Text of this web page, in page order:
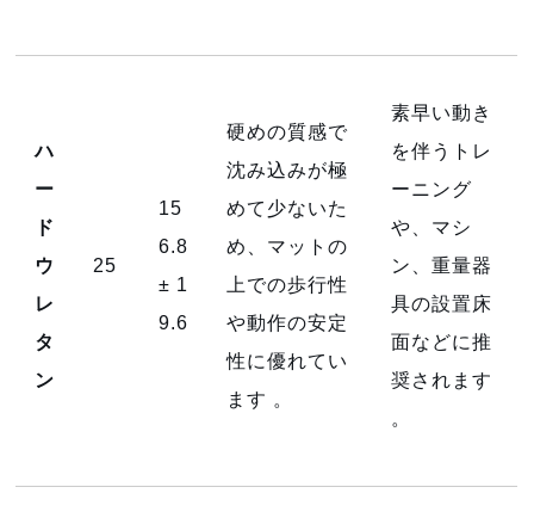
ハ
ー
ド
ウ
レ
タ
ン
25
15
6.8
± 1
9.6
硬めの質感で
沈み込みが極
めて少ないた
め、マットの
上での歩行性
や動作の安定
性に優れてい
ます 。
素早い動き
を伴うトレ
ーニング
や、マシ
ン、重量器
具の設置床
面などに推
奨されます
。